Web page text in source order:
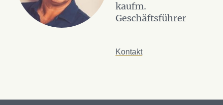
kaufm.
Geschäftsführer
Kontakt